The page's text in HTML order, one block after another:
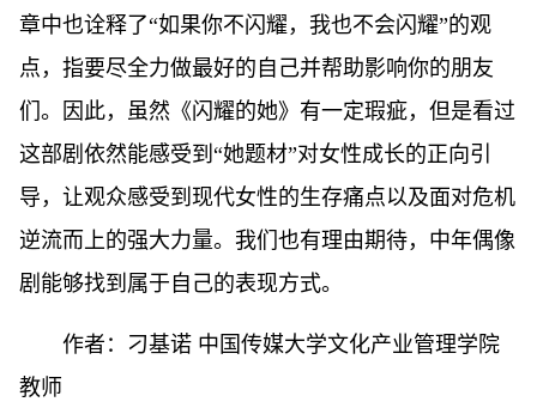
章中也诠释了“如果你不闪耀，我也不会闪耀”的观
点，指要尽全力做最好的自己并帮助影响你的朋友
们。因此，虽然《闪耀的她》有一定瑕疵，但是看过
这部剧依然能感受到“她题材”对女性成长的正向引
导，让观众感受到现代女性的生存痛点以及面对危机
逆流而上的强大力量。我们也有理由期待，中年偶像
剧能够找到属于自己的表现方式。
作者：刁基诺 中国传媒大学文化产业管理学院
教师